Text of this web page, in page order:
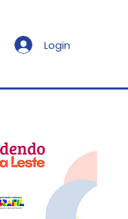
Login